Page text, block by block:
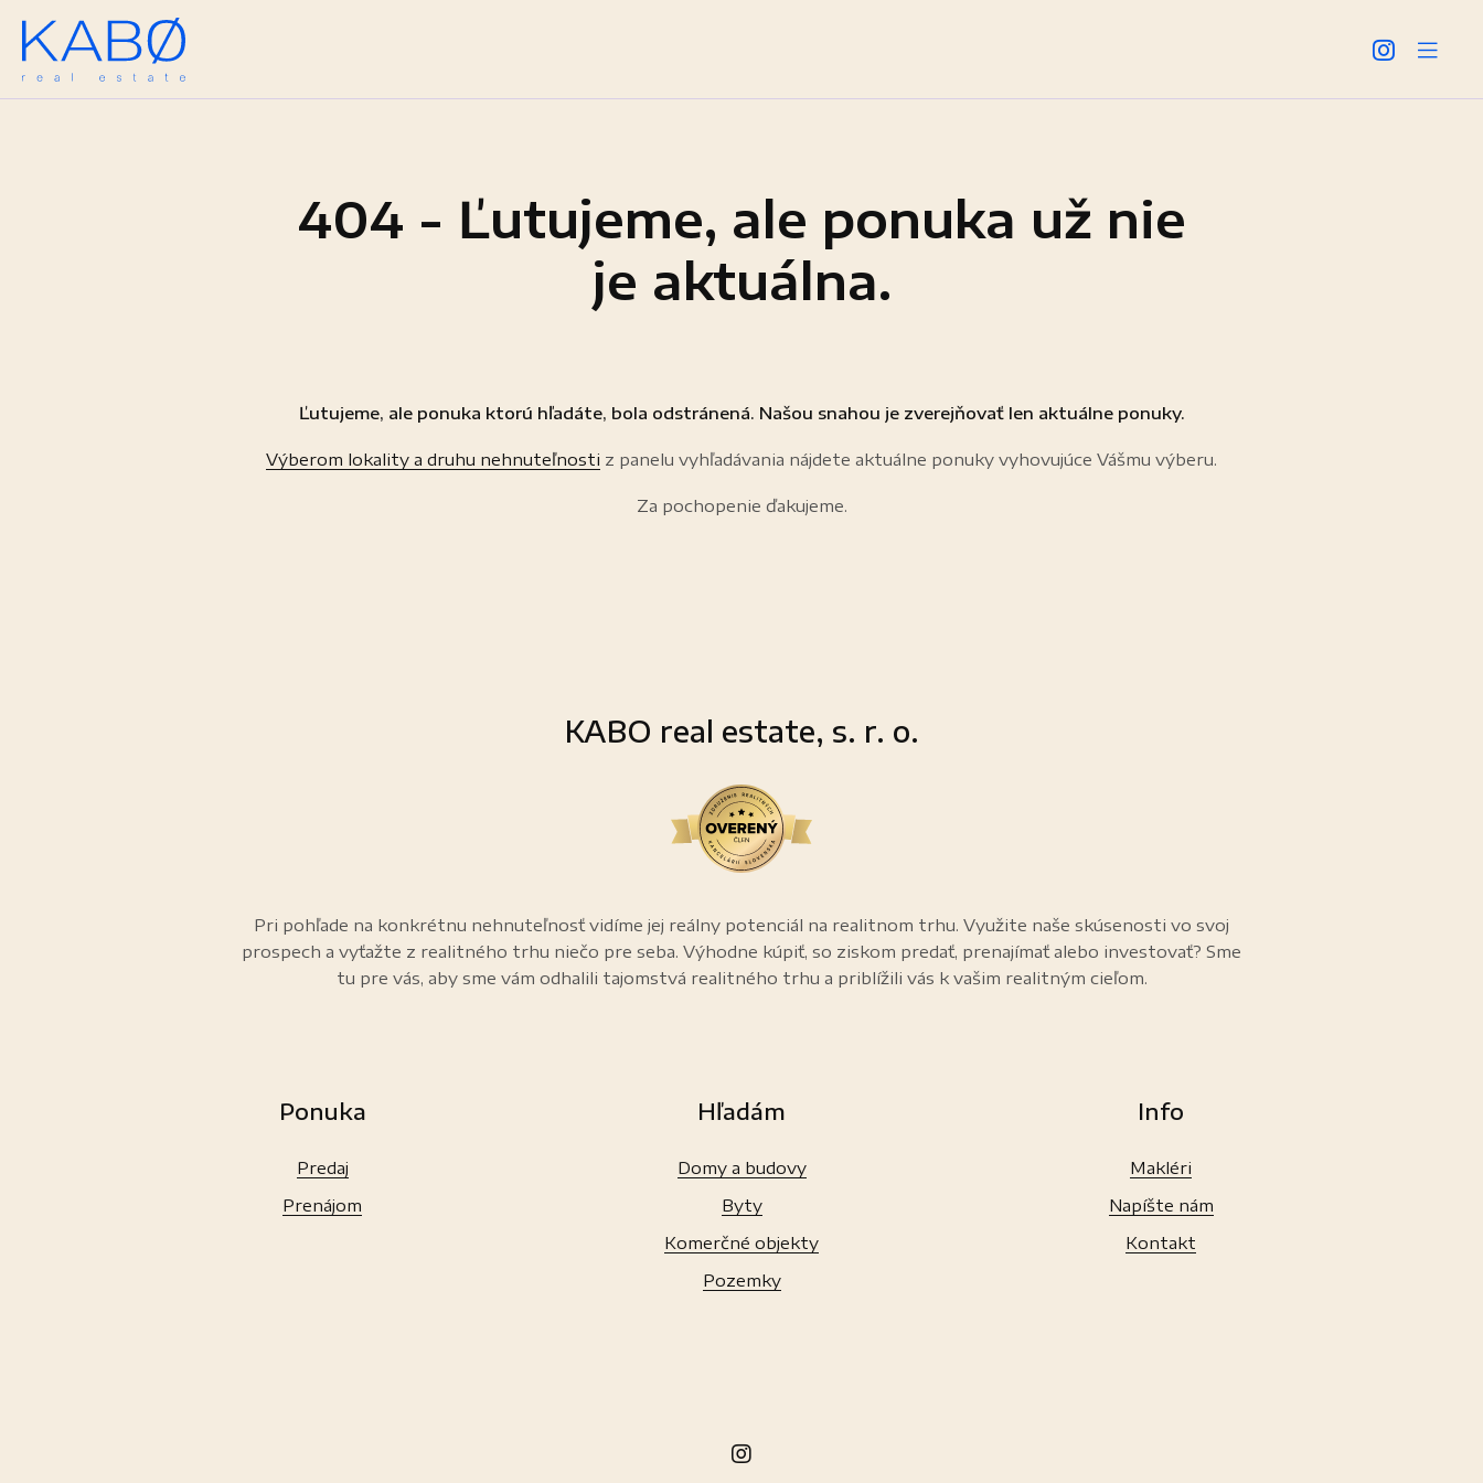
404 - Ľutujeme, ale ponuka už nie
je aktuálna.
Ľutujeme, ale ponuka ktorú hľadáte, bola odstránená. Našou snahou je zverejňovať len aktuálne ponuky.
Výberom lokality a druhu nehnuteľnosti z panelu vyhľadávania nájdete aktuálne ponuky vyhovujúce Vášmu výberu.
Za pochopenie ďakujeme.
KABO real estate, s. r. o.
Pri pohľade na konkrétnu nehnuteľnosť vidíme jej reálny potenciál na realitnom trhu. Využite naše skúsenosti vo svoj
prospech a vyťažte z realitného trhu niečo pre seba. Výhodne kúpiť, so ziskom predať, prenajímať alebo investovať? Sme
tu pre vás, aby sme vám odhalili tajomstvá realitného trhu a priblížili vás k vašim realitným cieľom.
Ponuka
Predaj
Prenájom
Hľadám
Domy a budovy
Byty
Komerčné objekty
Pozemky
Info
Makléri
Napíšte nám
Kontakt